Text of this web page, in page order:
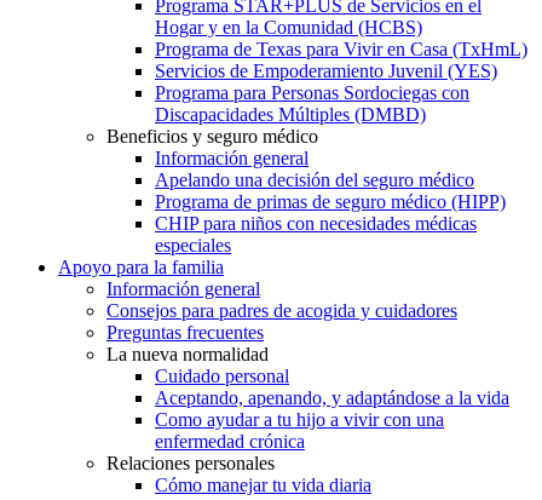
Programa STAR+PLUS de Servicios en el
Hogar y en la Comunidad (HCBS)
Programa de Texas para Vivir en Casa (TxHmL)
Servicios de Empoderamiento Juvenil (YES)
Programa para Personas Sordociegas con
Discapacidades Múltiples (DMBD)
Beneficios y seguro médico
Información general
Apelando una decisión del seguro médico
Programa de primas de seguro médico (HIPP)
CHIP para niños con necesidades médicas
especiales
Apoyo para la familia
Información general
Consejos para padres de acogida y cuidadores
Preguntas frecuentes
La nueva normalidad
Cuidado personal
Aceptando, apenando, y adaptándose a la vida
Como ayudar a tu hijo a vivir con una
enfermedad crónica
Relaciones personales
Cómo manejar tu vida diaria